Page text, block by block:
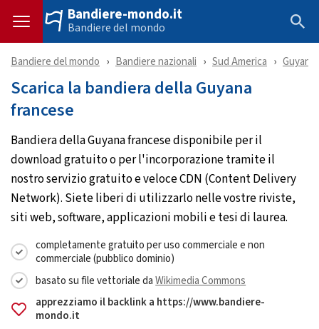
Bandiere-mondo.it
Bandiere del mondo
Bandiere del mondo Bandiere nazionali Sud America
Scarica la bandiera della Guyana
francese
Bandiera della Guyana francese disponibile per il
download gratuito o per l'incorporazione tramite il
nostro servizio gratuito e veloce CDN (Content Delivery
Network). Siete liberi di utilizzarlo nelle vostre riviste,
siti web, software, applicazioni mobili e tesi di laurea.
completamente gratuito per uso commerciale e non
commerciale (pubblico dominio)
basato su file vettoriale daWikimedia Commons
apprezziamo il backlink a https://www.bandiere-
mondo.it